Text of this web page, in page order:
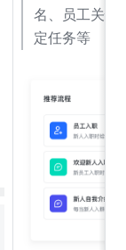
名、员工关怀
定任务等